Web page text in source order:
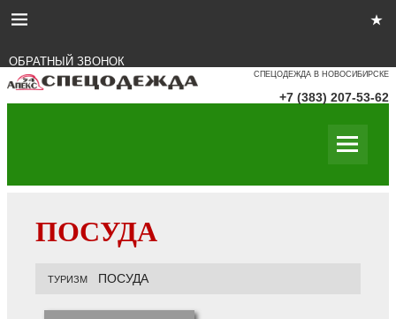
ОБРАТНЫЙ ЗВОНОК
СПЕЦОДЕЖДА В НОВОСИБИРСКЕ
+7 (383) 207-53-62
ПОСУДА
ТУРИЗМПОСУДА